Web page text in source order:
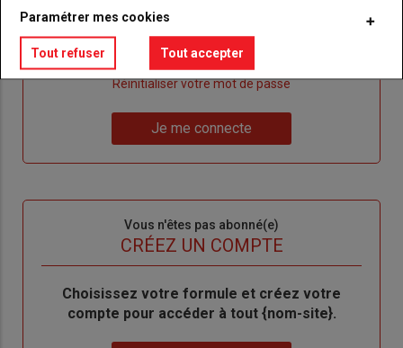
Body
Connectez-vous à votre compte pour profiter
"Créer
Je m'inscrit
Lien
de
Réinitialiser votre mot de passe
me
Je me connecte
Vous n'êtes pas abonné(e)
CRÉEZ UN COMPTE
BodyChoisissez votre formule et créez votre
compte pour accéder à tout {nom-site}.
Paramétrer mes cookies
Tout refuser Tout accepter